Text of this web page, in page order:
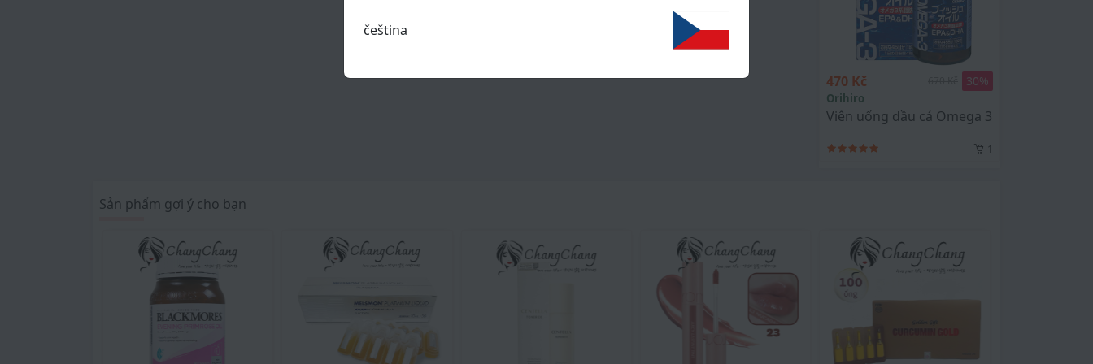
✔ Vitamin E giúp duy trì sức khỏe tim mạch và giúp bảo vệ động mạch khỏi bị hư hại gốc tự do.
✔ Đối với người thai nghén: giúp bà bầu phòng tránh được bệnh tiền sản giật, giảm tỷ lệ sẩy thai và sinh non là do
đã trung hòa hay làm mất hiệu lực của gốc tự do trong cơ thể.
Đối tượng nào nên sử dụng vitamin E 500IU
- Người ở độ tuổi trên 12, đặc biệt là những người có biểu hiện lão hóa da: như da khô, bị mất tính đàn hồi và độ
bóng, nám da, xuất hiện các nếp nhăn…, người có cholesteol máu cao, trí nhớ kém…
- Người thường xuyên làm việc trong môi trường stress, hay phải tiếp xúc với ánh nắng mặt trời
470 Kč 30%
Orihiro
Viên uống dầu cá Omega 3 Orihiro Nhật -
1
Sản phẩm gợi ý cho bạn
čeština